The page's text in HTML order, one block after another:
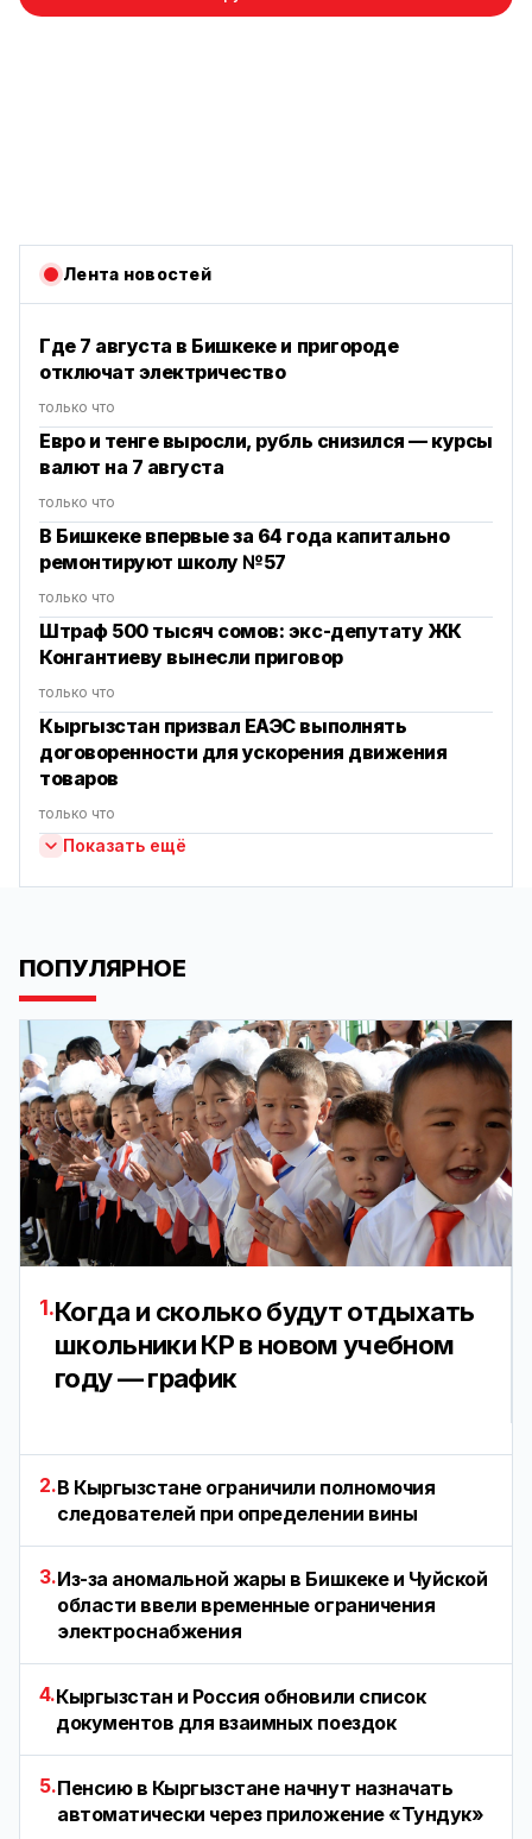
Лента новостей
Где 7 августа в Бишкеке и пригороде
отключат электричество
только что
Евро и тенге выросли, рубль снизился — курсы
валют на 7 августа
только что
В Бишкеке впервые за 64 года капитально
ремонтируют школу №57
только что
Штраф 500 тысяч сомов: экс-депутату ЖК
Конгантиеву вынесли приговор
только что
Кыргызстан призвал ЕАЭС выполнять
договоренности для ускорения движения
товаров
только что
Показать ещё
ПОПУЛЯРНОЕ
1.Когда и сколько будут отдыхать
школьники КР в новом учебном
году — график
2.В Кыргызстане ограничили полномочия
следователей при определении вины
3.Из-за аномальной жары в Бишкеке и Чуйской
области ввели временные ограничения
электроснабжения
4.Кыргызстан и Россия обновили список
документов для взаимных поездок
5.Пенсию в Кыргызстане начнут назначать
автоматически через приложение «Тундук»